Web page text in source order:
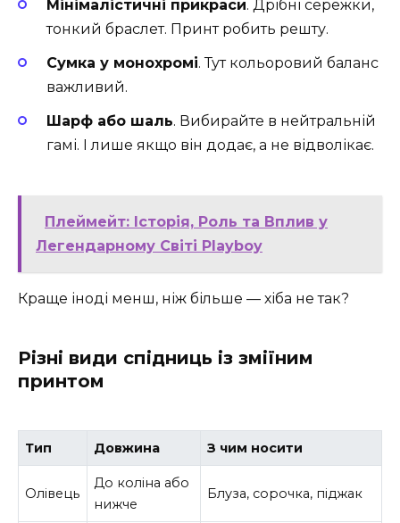
Мінімалістичні прикраси. Дрібні сережки,
тонкий браслет. Принт робить решту.
Сумка у монохромі. Тут кольоровий баланс
важливий.
Шарф або шаль. Вибирайте в нейтральній
гамі. І лише якщо він додає, а не відволікає.
Плеймейт: Історія, Роль та Вплив у
Легендарному Світі Playboy
Краще іноді менш, ніж більше — хіба не так?
Різні види спідниць із зміїним
принтом
Тип Довжина З чим носити
Олівець
До коліна або
нижче
Блуза, сорочка, піджак